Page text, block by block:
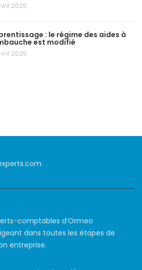
2025
: le régime des aides à
est modifié
2025
comptables d’Ormeo
dans toutes les étapes de
entreprise.